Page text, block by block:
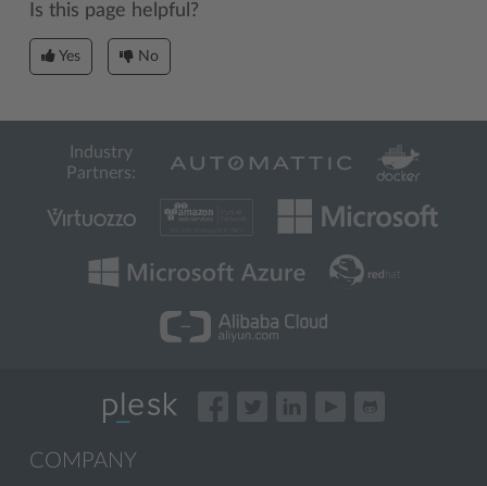
Is this page helpful?
Yes No
Industry
Partners:
COMPANY